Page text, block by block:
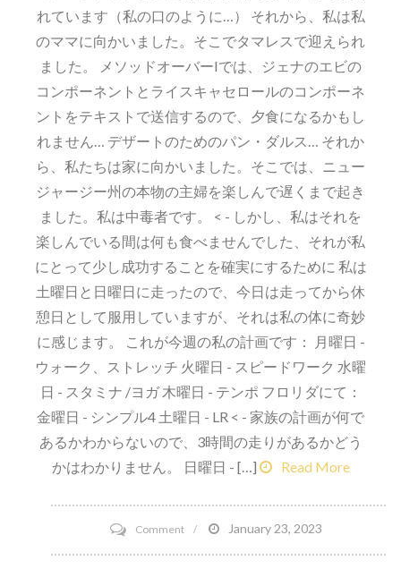
れています（私の口のように…） それから、私は私
のママに向かいました。そこでタマレスで迎えられ
ました。 メソッドオーバーIでは、ジェナのエビの
コンポーネントとライスキャセロールのコンポーネ
ントをテキストで送信するので、夕食になるかもし
れません… デザートのためのパン・ダルス… それか
ら、私たちは家に向かいました。そこでは、ニュー
ジャージー州の本物の主婦を楽しんで遅くまで起き
ました。私は中毒者です。 < - しかし、私はそれを
楽しんでいる間は何も食べませんでした、それが私
にとって少し成功することを確実にするために 私は
土曜日と日曜日に走ったので、今日は走ってから休
憩日として服用していますが、それは私の体に奇妙
に感じます。 これが今週の私の計画です： 月曜日 -
ウォーク、ストレッチ 火曜日 - スピードワーク 水曜
日 - スタミナ /ヨガ 木曜日 - テンポ フロリダにて：
金曜日 - シンプル4 土曜日 - LR < - 家族の計画が何で
あるかわからないので、3時間の走りがあるかどう
かはわかりません。 日曜日 - […]
Read More
Commenton
日
January 23, 2023